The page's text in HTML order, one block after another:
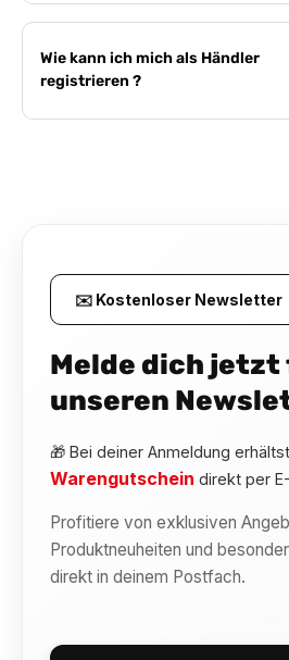
Wie kann ich mich als Händler
registrieren ?
✉️ Kostenloser Newsletter
Melde dich jetzt
unseren
🎁 Bei deiner Anmeldung
Warengutschein direkt per
Profitiere von exklusiven
Produktneuheiten und
direkt in deinem Postfach.